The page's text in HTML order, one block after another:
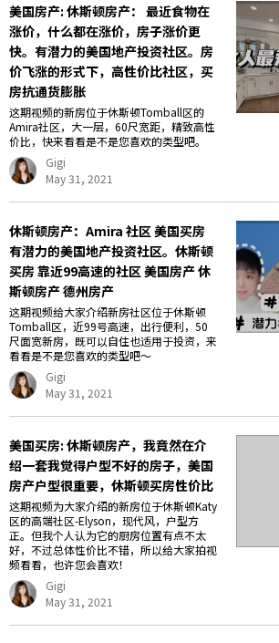
美国房产: 休斯顿房产： 最近食物在
涨价，什么都在涨价，房子涨价更
快。有潜力的美国地产投资社区。房
价飞涨的形式下，高性价比社区，买
房抗通货膨胀
这期视频的新房位于休斯顿Tomball区的
Amira社区，大一层，60尺宽距，精致高性
价比，快来看看是不是您喜欢的类型吧。
Gigi
May 31, 2021
休斯顿房产：Amira 社区 美国买房
有潜力的美国地产投资社区。休斯顿
买房 靠近99高速的社区 美国房产 休
斯顿房产 德州房产
这期视频给大家介绍新房社区位于休斯顿
Tomball区，近99号高速，出行便利，50
尺面宽新房，既可以自住也适用于投资，来
看看是不是您喜欢的类型吧～
Gigi
May 31, 2021
美国买房: 休斯顿房产，我竟然在介
绍一套我觉得户型不好的房子，美国
房产户型很重要，休斯顿买房性价比
这期视频为大家介绍的新房位于休斯顿Katy
区的高端社区-Elyson，现代风，户型方
正。但我个人认为它的厨房位置有点不太
好，不过总体性价比不错，所以给大家拍视
频看看，也许您会喜欢！
Gigi
May 31, 2021